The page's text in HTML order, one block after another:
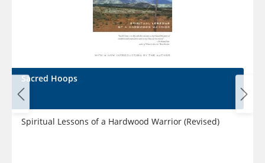
Sacred Hoops
Spiritual Lessons of a Hardwood Warrior (Revised)